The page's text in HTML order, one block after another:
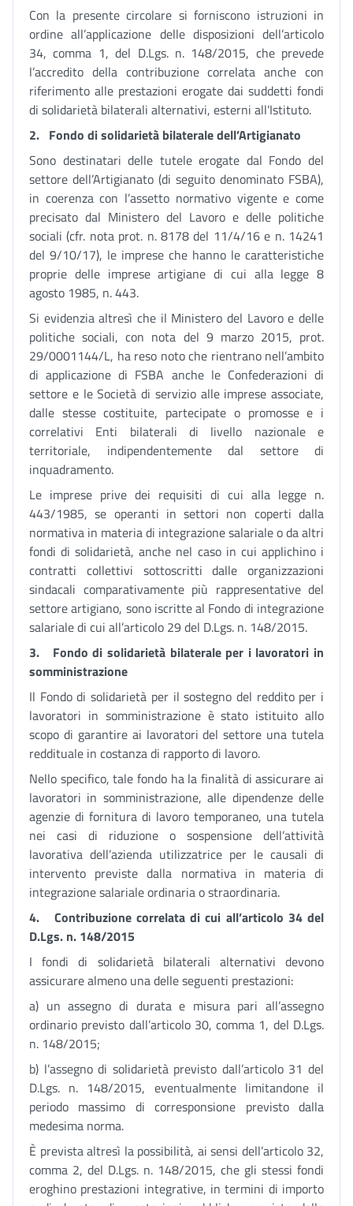
Con la presente circolare si forniscono istruzioni in
ordine all’applicazione delle disposizioni dell’articolo
34, comma 1, del D.Lgs. n. 148/2015, che prevede
l’accredito della contribuzione correlata anche con
riferimento alle prestazioni erogate dai suddetti fondi
di solidarietà bilaterali alternativi, esterni all’Istituto.
2. Fondo di solidarietà bilaterale dell’Artigianato
Sono destinatari delle tutele erogate dal Fondo del
settore dell’Artigianato (di seguito denominato FSBA),
in coerenza con l’assetto normativo vigente e come
precisato dal Ministero del Lavoro e delle politiche
sociali (cfr. nota prot. n. 8178 del 11/4/16 e n. 14241
del 9/10/17), le imprese che hanno le caratteristiche
proprie delle imprese artigiane di cui alla legge 8
agosto 1985, n. 443.
Si evidenzia altresì che il Ministero del Lavoro e delle
politiche sociali, con nota del 9 marzo 2015, prot.
29/0001144/L, ha reso noto che rientrano nell’ambito
di applicazione di FSBA anche le Confederazioni di
settore e le Società di servizio alle imprese associate,
dalle stesse costituite, partecipate o promosse e i
correlativi Enti bilaterali di livello nazionale e
territoriale, indipendentemente dal settore di
inquadramento.
Le imprese prive dei requisiti di cui alla legge n.
443/1985, se operanti in settori non coperti dalla
normativa in materia di integrazione salariale o da altri
fondi di solidarietà, anche nel caso in cui applichino i
contratti collettivi sottoscritti dalle organizzazioni
sindacali comparativamente più rappresentative del
settore artigiano, sono iscritte al Fondo di integrazione
salariale di cui all’articolo 29 del D.Lgs. n. 148/2015.
3. Fondo di solidarietà bilaterale per i lavoratori in
somministrazione
Il Fondo di solidarietà per il sostegno del reddito per i
lavoratori in somministrazione è stato istituito allo
scopo di garantire ai lavoratori del settore una tutela
reddituale in costanza di rapporto di lavoro.
Nello specifico, tale fondo ha la finalità di assicurare ai
lavoratori in somministrazione, alle dipendenze delle
agenzie di fornitura di lavoro temporaneo, una tutela
nei casi di riduzione o sospensione dell’attività
lavorativa dell’azienda utilizzatrice per le causali di
intervento previste dalla normativa in materia di
integrazione salariale ordinaria o straordinaria.
4. Contribuzione correlata di cui all’articolo 34 del
D.Lgs. n. 148/2015
I fondi di solidarietà bilaterali alternativi devono
assicurare almeno una delle seguenti prestazioni:
a) un assegno di durata e misura pari all’assegno
ordinario previsto dall’articolo 30, comma 1, del D.Lgs.
n. 148/2015;
b) l’assegno di solidarietà previsto dall’articolo 31 del
D.Lgs. n. 148/2015, eventualmente limitandone il
periodo massimo di corresponsione previsto dalla
medesima norma.
È prevista altresì la possibilità, ai sensi dell’articolo 32,
comma 2, del D.Lgs. n. 148/2015, che gli stessi fondi
eroghino prestazioni integrative, in termini di importo